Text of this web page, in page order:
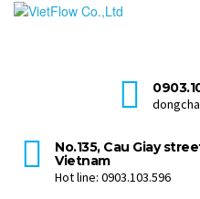
No.135, Cau Giay
Vietnam
Hot line: 0903.103.596